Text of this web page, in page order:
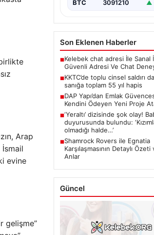
Arap
İsmail
evine
gelişme”
BTC 3091210 ▲
Son Eklenen Haberler
■Kelebek chat adresi İle Sanal
Güvenli Adresi Ve Chat
■KKTC’de toplu cinsel saldırı
sanığa toplam 55 yıl hapis
■DAP Yapı’dan Emlak
Kendini Ödeyen Yeni Proje
■‘Yeraltı’ dizisinde şok olay!
duyurusunda bulundu:
olmadığı halde…’
■Shamrock Rovers ile Egnatia
Karşılaşmasının Detaylı
Anlar
Güncel